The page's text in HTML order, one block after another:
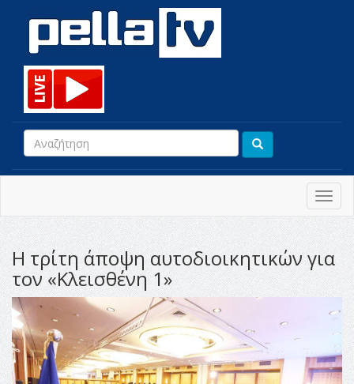
Η τρίτη άποψη αυτοδιοικητικών για
τον «Κλεισθένη 1»